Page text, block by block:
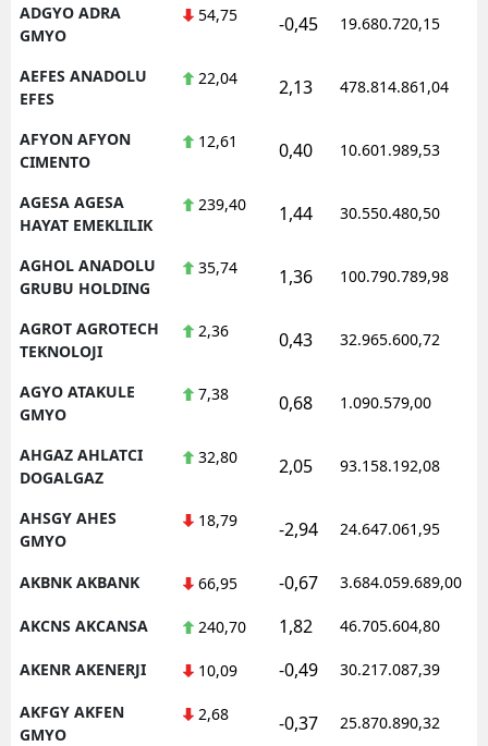
ADGYO ADRA
GMYO
54,75 -0,45 19.680.720,15
AEFES ANADOLU
EFES
22,04 2,13 478.814.861,04
AFYON AFYON
CIMENTO
12,61 0,40 10.601.989,53
AGESA AGESA
HAYAT EMEKLILIK
239,40 1,44 30.550.480,50
AGHOL ANADOLU
GRUBU HOLDING
35,74 1,36 100.790.789,98
AGROT AGROTECH
TEKNOLOJI
2,36 0,43 32.965.600,72
AGYO ATAKULE
GMYO
7,38 0,68 1.090.579,00
AHGAZ AHLATCI
DOGALGAZ
32,80 2,05 93.158.192,08
AHSGY AHES
GMYO
18,79 -2,94 24.647.061,95
AKBNK AKBANK 66,95 -0,67 3.684.059.689,00
AKCNS AKCANSA 240,70 1,82 46.705.604,80
AKENR AKENERJI 10,09 -0,49 30.217.087,39
AKFGY AKFEN
GMYO
2,68 -0,37 25.870.890,32